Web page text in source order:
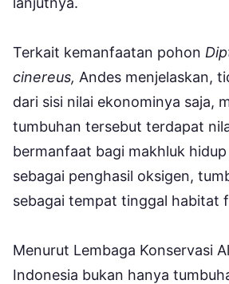
Terkait kemanfaatan pohon
cinereus, Andes menjelaskan,
dari sisi nilai ekonominya saja,
tumbuhan tersebut terdapat
bermanfaat bagi makhluk hidup
sebagai penghasil oksigen,
sebagai tempat tinggal habitat
Menurut Lembaga Konservasi
Indonesia bukan hanya